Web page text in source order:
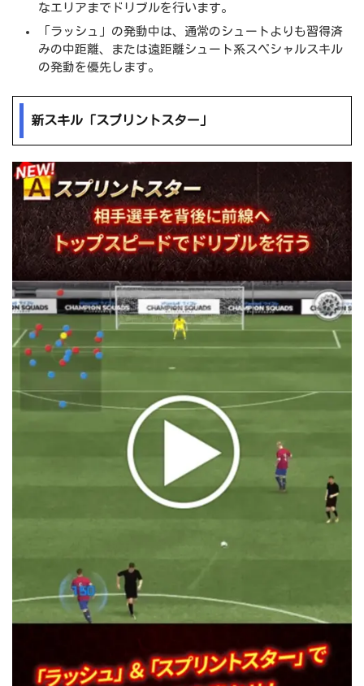
なエリアまでドリブルを行います。
「ラッシュ」の発動中は、通常のシュートよりも習得済
みの中距離、または遠距離シュート系スペシャルスキル
の発動を優先します。
新スキル「スプリントスター」